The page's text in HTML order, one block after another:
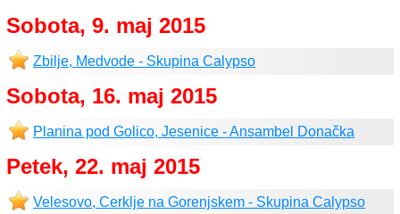
Sobota, 9. maj 2015
Zbilje, Medvode - Skupina Calypso
Sobota, 16. maj 2015
Planina pod Golico, Jesenice - Ansambel Donačka
Petek, 22. maj 2015
Velesovo, Cerklje na Gorenjskem - Skupina Calypso